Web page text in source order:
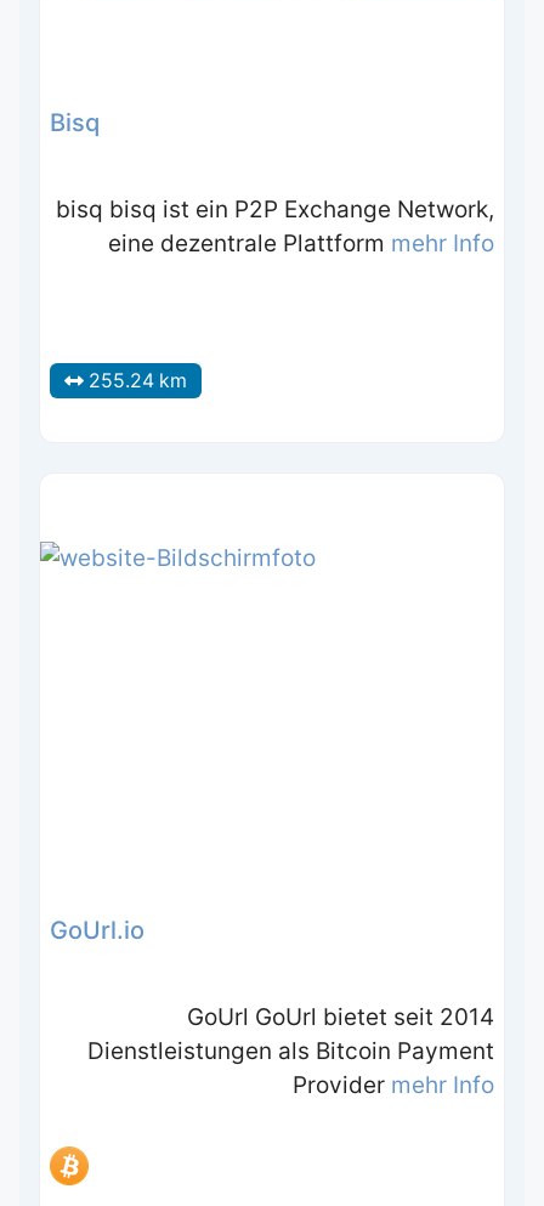
Bisq
bisq bisq ist ein P2P Exchange Network,
eine dezentrale Plattform mehr Info
255.24 km
GoUrl.io
GoUrl GoUrl bietet seit 2014
Dienstleistungen als Bitcoin Payment
Provider mehr Info